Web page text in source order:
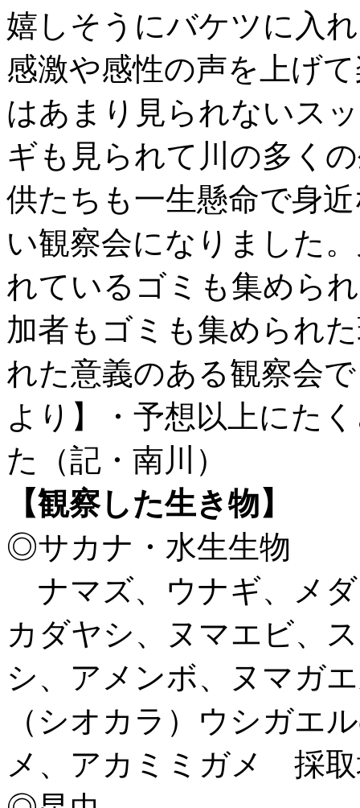
嬉しそうにバケツに入
感激や感性の声を上げ
はあまり見られないス
ギも見られて川の多く
供たちも一生懸命で身
い観察会になりました
れているゴミも集めら
加者もゴミも集められ
れた意義のある観察会
より】・予想以上にた
た（記・南川）
【観察した生き物】
◎サカナ・水生生物
ナマズ、ウナギ、メ
カダヤシ、ヌマエビ、
シ、アメンボ、ヌマガ
（シオカラ）ウシガエ
メ、アカミミガメ 採